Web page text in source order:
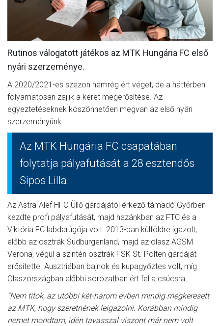
MÉRKŐZÉSEK
JELENTKEZÉS
KLUB
SZURKOLÓI ÉLMÉNYEK
SAJTÓ
Rutinos válogatott játékos az MTK Hungária FC első
nyári szerzeménye.
A 2020/2021-es szezon nemrég ért véget, de a háttérben
folyamatosan zajlik a keret megerősítése. Az
egyeztetéseknek köszönhetően megvan az első nyári
szerzeményünk.
Az MTK Hungária FC csapatában
folytatja pályafutását a 28 esztendős
Sipos Lilla.
Az Astra-Alef HFC-Üllő gárdájától érkező támadó Győrben
kezdte profi pályafutását, majd hazánkban az FTC és a
Viktória FC labdarúgója volt. 2013-ban külföldre igazolt,
előbb az osztrák Südburgenland, majd az olasz AGSM
Verona, végül a szintén osztrák FSK St. Pölten gárdáját
erősítette. Ausztriában bajnok és kupagyőztes volt, míg
Olaszországban előbbi sorozatban ért fel a csúcsra.
“Nem titok, az utóbbi két-három évben mindig megkeresett
az MTK, hogy szeretnének leigazolni. Korábban mindig
nemet mondtam, idén tavasszal viszont már nem volt